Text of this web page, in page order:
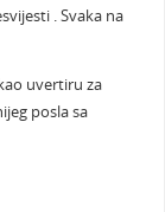
. Svaka na
uvertiru za
posla sa